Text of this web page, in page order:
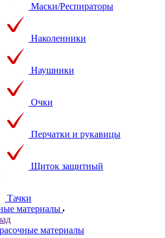
Маски/Респираторы
Наколенники
Наушники
Очки
Перчатки и рукавицы
Щиток защитный
Тачки
материалы
материалы